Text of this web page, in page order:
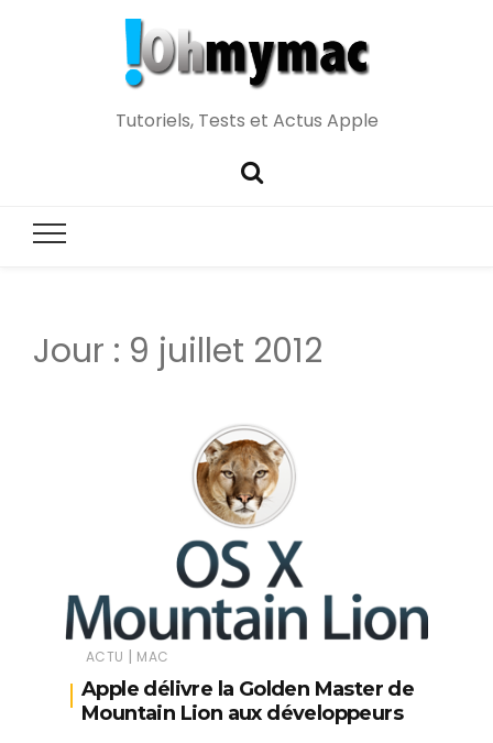
Tutoriels, Tests et Actus Apple
Jour : 9 juillet 2012
ACTU | MAC
Apple délivre la Golden Master de
Mountain Lion aux développeurs